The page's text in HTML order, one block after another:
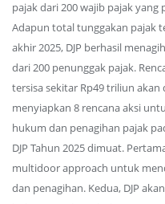
pajak dari 200 wajib pajak
Adapun total tunggakan pajak
akhir 2025, DJP berhasil
dari 200 penunggak pajak.
tersisa sekitar Rp49 triliun
menyiapkan 8 rencana aksi
hukum dan penagihan pajak
DJP Tahun 2025 dimuat.
multidoor approach untuk
dan penagihan. Kedua, DJP